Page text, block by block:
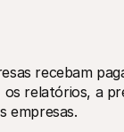
recebam
relatórios, a
empresas.